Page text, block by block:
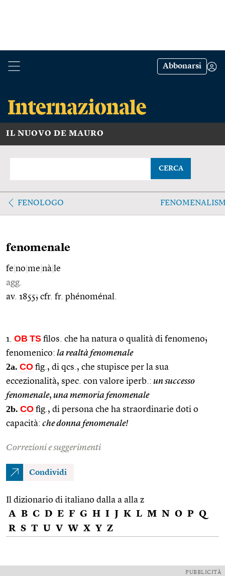
Abbonarsi
IL NUOVO DE MAURO
CERCA
FENOLOGO
fenomenale
fe no me nà le
agg.
av. 1855; cfr. fr. phénoménal.
1. OB TS filos. che ha natura o qualità di fenomeno;
fenomenico: la realtà fenomenale
2a. CO fig., di qcs., che stupisce per la sua
eccezionalità, spec. con valore iperb.: un successo
fenomenale, una memoria fenomenale
2b. CO fig., di persona che ha straordinarie doti o
capacità: che donna fenomenale!
Correzioni e suggerimenti
Condividi
Il dizionario di italiano dalla a alla z
A B C D E F G H I J K L M N O P Q
R S T U V W X Y Z
PUBBLICITÀ